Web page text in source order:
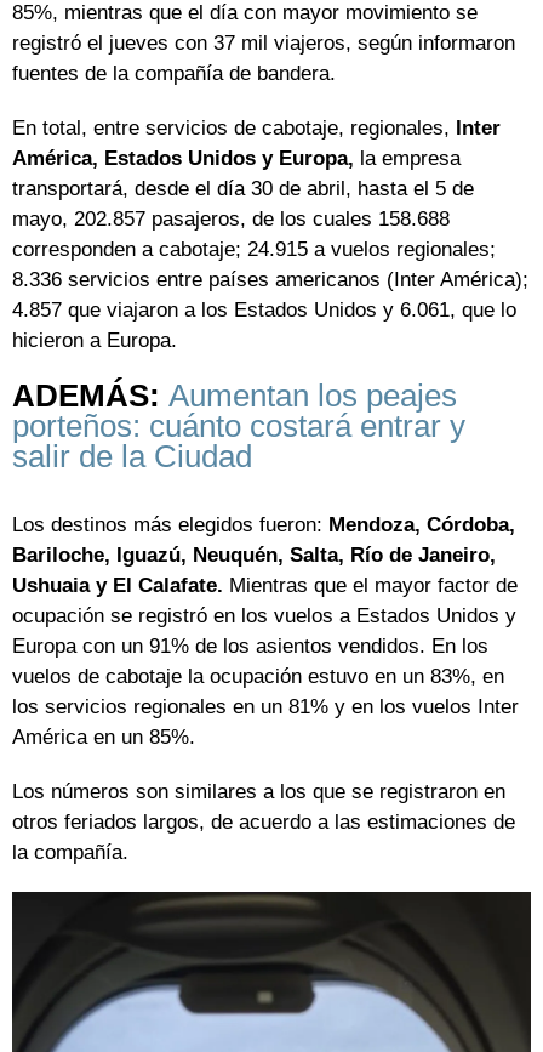
85%, mientras que el día con mayor movimiento se
registró el jueves con 37 mil viajeros, según informaron
fuentes de la compañía de bandera.
En total, entre servicios de cabotaje, regionales, Inter
América, Estados Unidos y Europa, la empresa
transportará, desde el día 30 de abril, hasta el 5 de
mayo, 202.857 pasajeros, de los cuales 158.688
corresponden a cabotaje; 24.915 a vuelos regionales;
8.336 servicios entre países americanos (Inter América);
4.857 que viajaron a los Estados Unidos y 6.061, que lo
hicieron a Europa.
ADEMÁS: Aumentan los peajes
porteños: cuánto costará entrar y
salir de la Ciudad
Los destinos más elegidos fueron: Mendoza, Córdoba,
Bariloche, Iguazú, Neuquén, Salta, Río de Janeiro,
Ushuaia y El Calafate. Mientras que el mayor factor de
ocupación se registró en los vuelos a Estados Unidos y
Europa con un 91% de los asientos vendidos. En los
vuelos de cabotaje la ocupación estuvo en un 83%, en
los servicios regionales en un 81% y en los vuelos Inter
América en un 85%.
Los números son similares a los que se registraron en
otros feriados largos, de acuerdo a las estimaciones de
la compañía.